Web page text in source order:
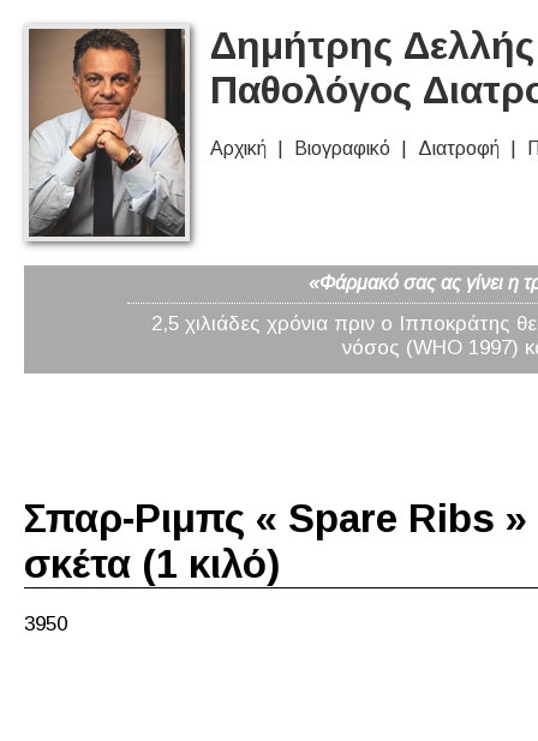
Δημήτρης
Παθολόγος
Αρχική Βιογραφικό Διατροφή
«Φάρμακό σας ας γίνει η
2,5 χιλιάδες χρόνια πριν ο Ιπποκράτης
νόσος (WHO 1997)
Σπαρ-Ριμπς « Spare Ribs »
σκέτα (1 κιλό)
3950